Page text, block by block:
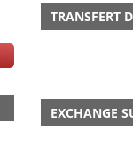
TRANSFERT
EXCHANGE